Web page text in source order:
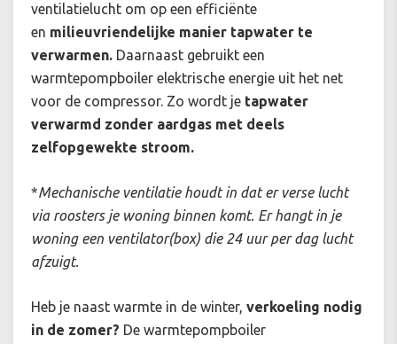
ventilatielucht om op een efficiënte
en milieuvriendelijke manier tapwater te
verwarmen. Daarnaast gebruikt een
warmtepompboiler elektrische energie uit het net
voor de compressor. Zo wordt je tapwater
verwarmd zonder aardgas met deels
zelfopgewekte stroom.
*Mechanische ventilatie houdt in dat er verse lucht
via roosters je woning binnen komt. Er hangt in je
woning een ventilator(box) die 24 uur per dag lucht
afzuigt.
Heb je naast warmte in de winter, verkoeling nodig
in de zomer? De warmtepompboiler